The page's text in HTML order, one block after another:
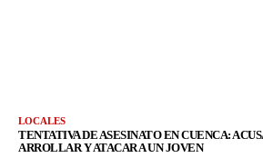
LOCALES
TENTATIVA DE ASESINATO EN CUENCA:
ARROLLAR Y ATACAR A UN JOVEN